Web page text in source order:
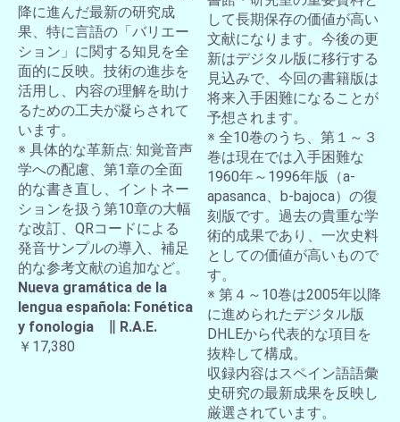
降に進んだ最新の研究成
果、特に言語の「バリエー
ション」に関する知見を全
面的に反映。技術の進歩を
活用し、内容の理解を助け
るための工夫が凝らされて
います。
※ 具体的な革新点: 知覚音声
学への配慮、第1章の全面
的な書き直し、イントネー
ションを扱う第10章の大幅
な改訂、QRコードによる
発音サンプルの導入、補足
的な参考文献の追加など。
Nueva gramática de la
lengua española: Fonética
y fonologia ∥ R.A.E.
￥17,380
して長期保存の価値が高い
文献になります。今後の更
新はデジタル版に移行する
見込みで、今回の書籍版は
将来入手困難になることが
予想されます。
※ 全10巻のうち、第１～３
巻は現在では入手困難な
1960年～1996年版（a-
apasanca、b-bajoca）の復
刻版です。過去の貴重な学
術的成果であり、一次史料
としての価値が高いもので
す。
※ 第４～10巻は2005年以降
に進められたデジタル版
DHLEから代表的な項目を
抜粋して構成。
収録内容はスペイン語語彙
史研究の最新成果を反映し
厳選されています。